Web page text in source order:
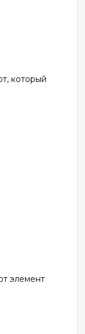
который
элемент